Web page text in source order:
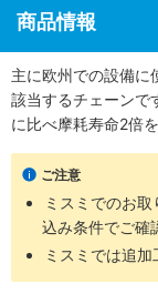
商品情報
主に欧州での設備に
該当するチェーンで
に比べ摩耗寿命2倍
ご注意
ミスミでのお
込み条件でご確
ミスミでは追加